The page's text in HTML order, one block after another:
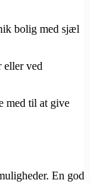
bolig med sjæl
eller ved
med til at give
En god